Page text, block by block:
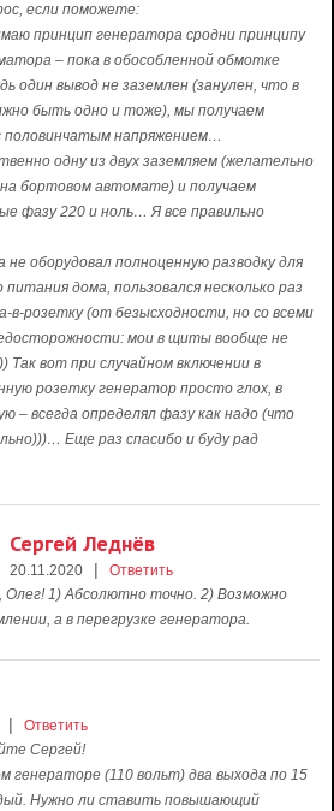
если поможете:
принцип генератора сродни принципу
– пока в обособленной обмотке
один вывод не заземлен (занулен, что в
быть одно и тоже), мы получаем
половинчатым напряжением…
одну из двух заземляем (желательно
бортовом автомате) и получаем
фазу 220 и ноль… Я все правильно
не оборудовал полноценную разводку для
питания дома, пользовался несколько раз
в-розетку (от безысходности, но со всеми
мои в щиты вообще не
Так вот при случайном включении в
розетку генератор просто глох, в
– всегда определял фазу как надо (что
Еще раз спасибо и буду рад
Сергей Леднёв
20.11.2020 |
Ответить
Олег! 1) Абсолютно точно. 2) Возможно
а в перегрузке генератора.
|
Ответить
Сергей!
генераторе (110 вольт) два выхода по 15
Нужно ли ставить повышающий